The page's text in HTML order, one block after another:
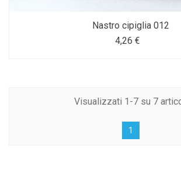
Nastro cipiglia 012
4,26 €
Visualizzati 1-7 su 7
1